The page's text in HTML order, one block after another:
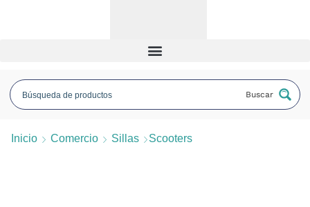
Buscar
Inicio Comercio Sillas Scooters